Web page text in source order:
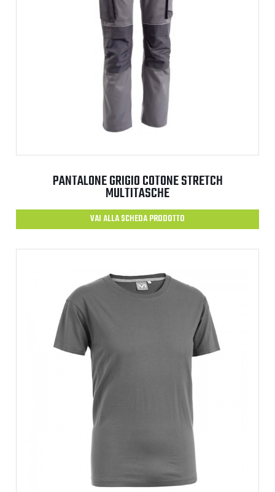
PANTALONE GRIGIO COTONE STRETCH
MULTITASCHE
VAI ALLA SCHEDA PRODOTTO